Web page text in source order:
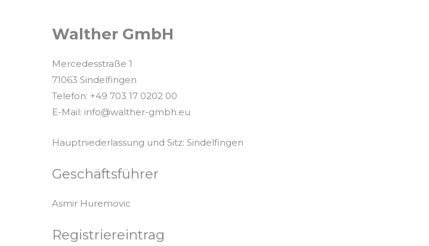
Walther GmbH
Mercedesstraße 1
71063 Sindelfingen
Telefon: +49 703 17 0202 00
E-Mail: info@walther-gmbh.eu
Hauptniederlassung und Sitz: Sindelfingen
Geschäftsführer
Asmir Huremovic
Registriereintrag